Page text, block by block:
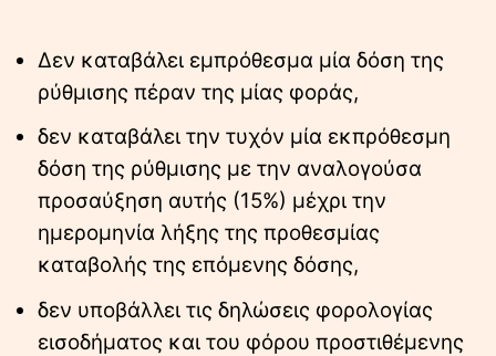
Δεν καταβάλει εμπρόθεσμα μία δόση της
ρύθμισης πέραν της μίας φοράς,
δεν καταβάλει την τυχόν μία εκπρόθεσμη
δόση της ρύθμισης με την αναλογούσα
προσαύξηση αυτής (15%) μέχρι την
ημερομηνία λήξης της προθεσμίας
καταβολής της επόμενης δόσης,
δεν υποβάλλει τις δηλώσεις φορολογίας
εισοδήματος και του φόρου προστιθέμενης